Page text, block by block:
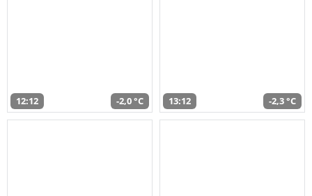
12:12 -2,0 °C 13:12 -2,3 °C